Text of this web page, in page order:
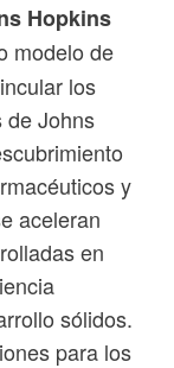
Hopkins
modelo de
los
de Johns
y
aceleran
en
sólidos.
para los